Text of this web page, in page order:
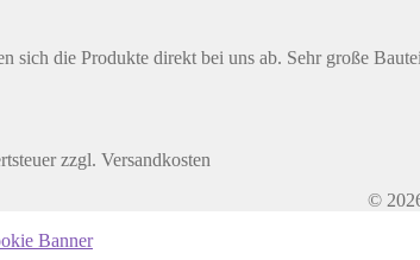
sich die Produkte direkt bei uns ab. Sehr große
zzgl. Versandkosten
©
Banner